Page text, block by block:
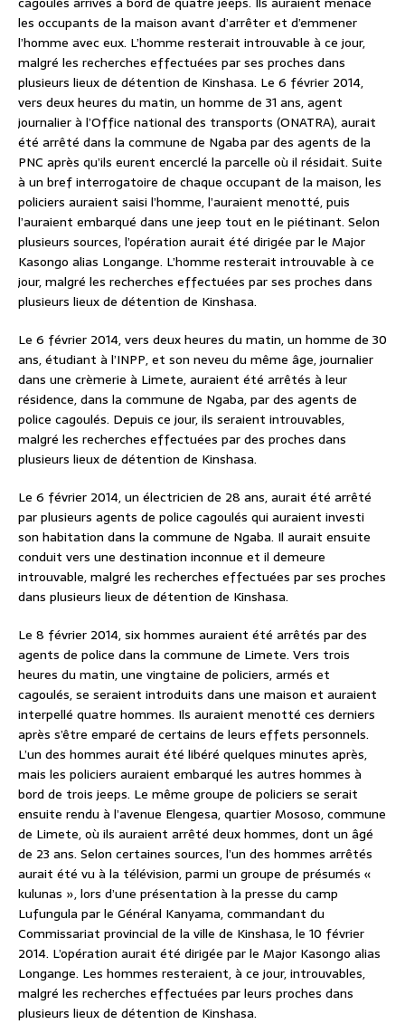
les occupants de la maison avant d’arrêter et d’emmener
l’homme avec eux. L’homme resterait introuvable à ce jour,
malgré les recherches effectuées par ses proches dans
plusieurs lieux de détention de Kinshasa. Le 6 février 2014,
vers deux heures du matin, un homme de 31 ans, agent
journalier à l’Office national des transports (ONATRA), aurait
été arrêté dans la commune de Ngaba par des agents de la
PNC après qu’ils eurent encerclé la parcelle où il résidait. Suite
à un bref interrogatoire de chaque occupant de la maison, les
policiers auraient saisi l’homme, l’auraient menotté, puis
l’auraient embarqué dans une jeep tout en le piétinant. Selon
plusieurs sources, l’opération aurait été dirigée par le Major
Kasongo alias Longange. L’homme resterait introuvable à ce
jour, malgré les recherches effectuées par ses proches dans
plusieurs lieux de détention de Kinshasa.
Le 6 février 2014, vers deux heures du matin, un homme de 30
ans, étudiant à l’INPP, et son neveu du même âge, journalier
dans une crèmerie à Limete, auraient été arrêtés à leur
résidence, dans la commune de Ngaba, par des agents de
police cagoulés. Depuis ce jour, ils seraient introuvables,
malgré les recherches effectuées par des proches dans
plusieurs lieux de détention de Kinshasa.
Le 6 février 2014, un électricien de 28 ans, aurait été arrêté
par plusieurs agents de police cagoulés qui auraient investi
son habitation dans la commune de Ngaba. Il aurait ensuite
conduit vers une destination inconnue et il demeure
introuvable, malgré les recherches effectuées par ses proches
dans plusieurs lieux de détention de Kinshasa.
Le 8 février 2014, six hommes auraient été arrêtés par des
agents de police dans la commune de Limete. Vers trois
heures du matin, une vingtaine de policiers, armés et
cagoulés, se seraient introduits dans une maison et auraient
interpellé quatre hommes. Ils auraient menotté ces derniers
après s’être emparé de certains de leurs effets personnels.
L’un des hommes aurait été libéré quelques minutes après,
mais les policiers auraient embarqué les autres hommes à
bord de trois jeeps. Le même groupe de policiers se serait
ensuite rendu à l’avenue Elengesa, quartier Mososo, commune
de Limete, où ils auraient arrêté deux hommes, dont un âgé
de 23 ans. Selon certaines sources, l’un des hommes arrêtés
aurait été vu à la télévision, parmi un groupe de présumés «
kulunas », lors d’une présentation à la presse du camp
Lufungula par le Général Kanyama, commandant du
Commissariat provincial de la ville de Kinshasa, le 10 février
2014. L’opération aurait été dirigée par le Major Kasongo alias
Longange. Les hommes resteraient, à ce jour, introuvables,
malgré les recherches effectuées par leurs proches dans
plusieurs lieux de détention de Kinshasa.